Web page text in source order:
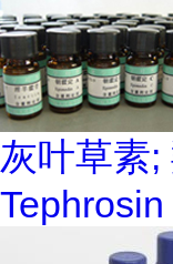
灰叶草素;